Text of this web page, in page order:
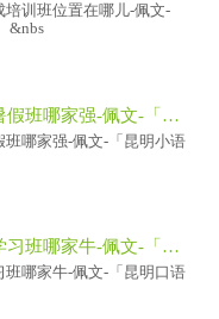
培训班位置在哪儿-佩文-
&nbs
昆明市越南语暑假班哪家强-佩文-「昆明小语种培训班」
班哪家强-佩文-「昆明小语
昆明市越南语学习班哪家牛-佩文-「昆明口语培训机构」
班哪家牛-佩文-「昆明口语